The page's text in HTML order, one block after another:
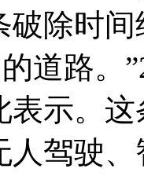
破除时
道路。
表示。
人驾驶